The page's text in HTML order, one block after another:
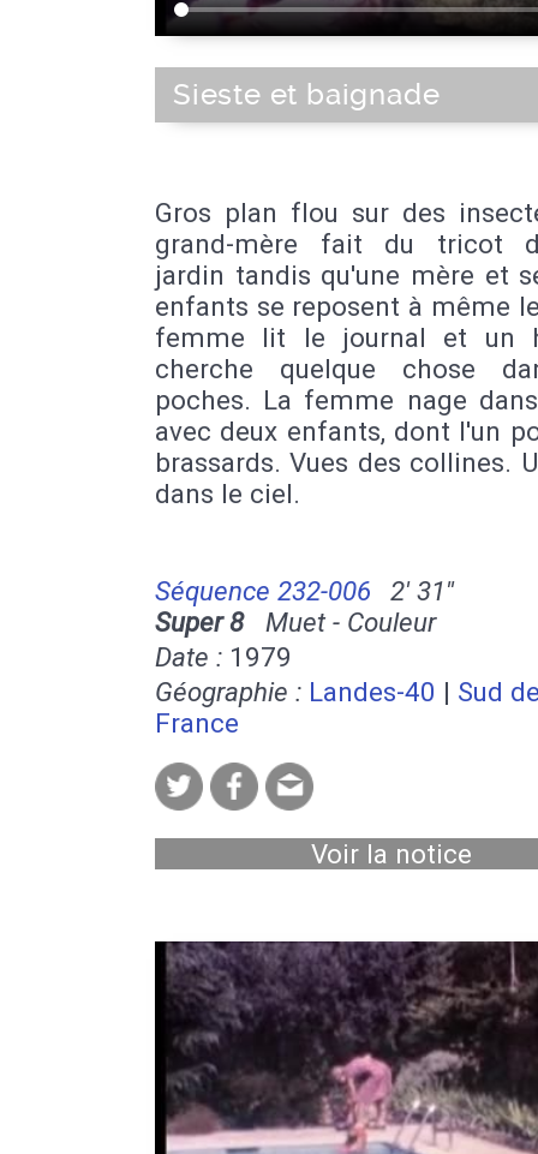
Sieste et baignade
Gros plan flou sur des
grand-mère fait du tricot
jardin tandis qu'une mère et
enfants se reposent à même
femme lit le journal et un
cherche quelque chose
poches. La femme nage
avec deux enfants, dont l'un
brassards. Vues des collines.
dans le ciel.
Séquence 232-006
2' 31''
Super 8Muet - Couleur
Date : 1979
Géographie : Landes-40 | Sud
France
Voir la notice